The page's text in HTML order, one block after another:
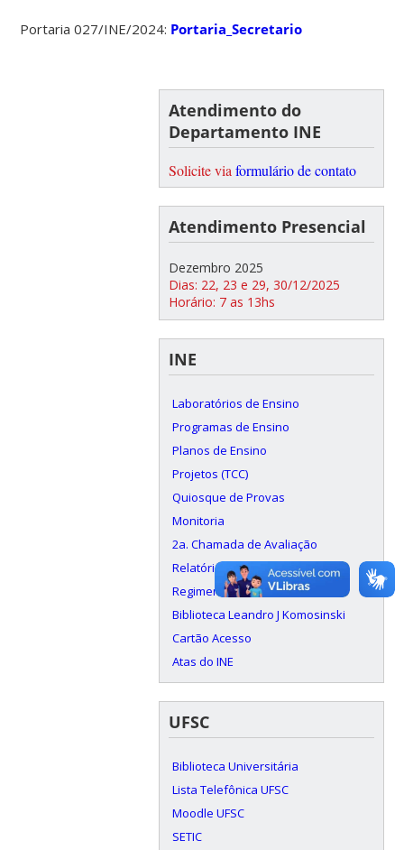
Portaria 027/INE/2024: Portaria_Secretario
Atendimento do
Departamento INE
Solicite via formulário de contato
Atendimento Presencial
Dezembro 2025
Dias: 22, 23 e 29, 30/12/2025
Horário: 7 as 13hs
INE
Laboratórios de Ensino
Programas de Ensino
Planos de Ensino
Projetos (TCC)
Quiosque de Provas
Monitoria
2a. Chamada de Avaliação
Relatórios Técnicos
Regimentos Internos
Biblioteca Leandro J Komosinski
Cartão Acesso
Atas do INE
UFSC
Biblioteca Universitária
Lista Telefônica UFSC
Moodle UFSC
SETIC